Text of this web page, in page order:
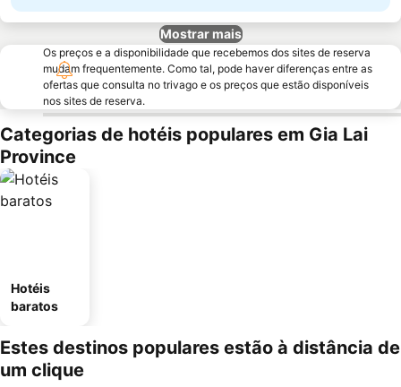
Mostrar mais
Os preços e a disponibilidade que recebemos dos sites de reserva
mudam frequentemente. Como tal, pode haver diferenças entre as
ofertas que consulta no trivago e os preços que estão disponíveis
nos sites de reserva.
Categorias de hotéis populares em Gia Lai
Province
Hotéis
baratos
Estes destinos populares estão à distância de
um clique